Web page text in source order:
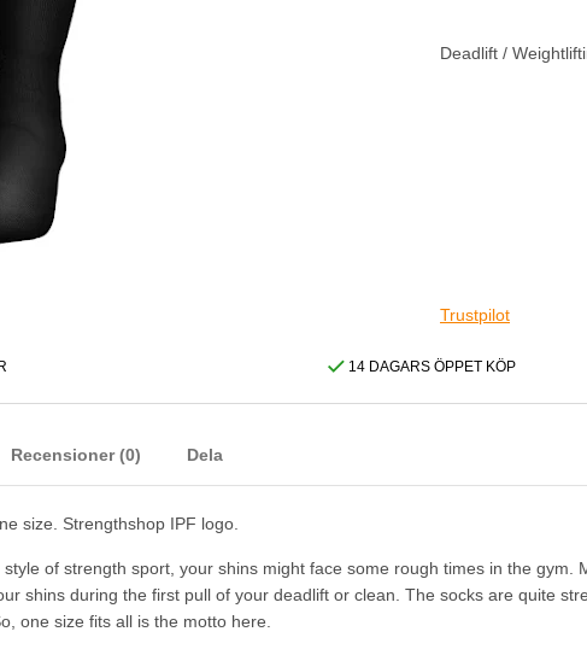
Deadlift /
Trustpilot
14 DAGARS ÖPPET KÖP
Recensioner (0) Dela
size. Strengthshop IPF logo.
of strength sport, your shins might face some rough times in the
shins during the first pull of your deadlift or clean. The socks are quite
one size fits all is the motto here.